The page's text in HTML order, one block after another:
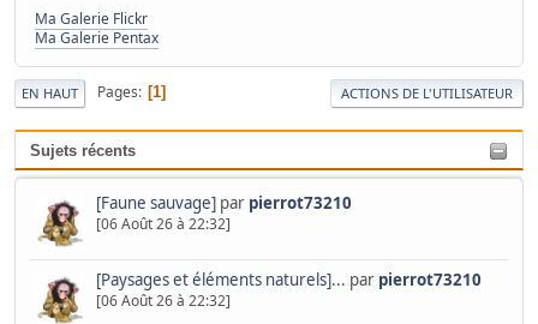
Ma Galerie Flickr
Ma Galerie Pentax
EN HAUT Pages 1 ACTIONS DE L'UTILISATEUR
Sujets récents
[Faune sauvage] par pierrot73210
[06 Août 26 à 22:32]
[Paysages et éléments naturels]... par pierrot73210
[06 Août 26 à 22:32]